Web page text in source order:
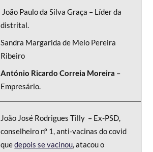
João Paulo da Silva Graça – Líder da
distrital.
Sandra Margarida de Melo Pereira
Ribeiro
António Ricardo Correia Moreira –
Empresário.
João José Rodrigues Tilly – Ex-PSD,
conselheiro nº 1, anti-vacinas do covid
quedepois se vacinou, atacou o